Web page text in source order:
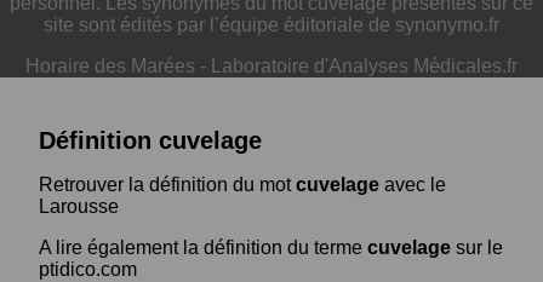
site sont édités par l’équipe éditoriale de synonymo.fr
Horaire des Marées - Laboratoire d'Analyses Médicales.fr
Définition cuvelage
Retrouver la définition du motcuvelage avec le
Larousse
A lire également la définition du terme cuvelage sur le
ptidico.com